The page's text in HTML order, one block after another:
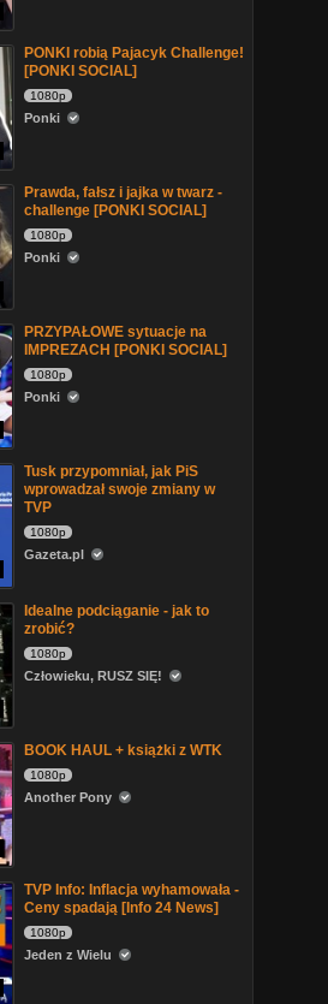
PONKI robią Pajacyk Challenge!
[PONKI SOCIAL]
1080p
Ponki
Prawda, fałsz i jajka w twarz -
challenge [PONKI SOCIAL]
1080p
Ponki
PRZYPAŁOWE sytuacje na
IMPREZACH [PONKI SOCIAL]
1080p
Ponki
Tusk przypomniał, jak PiS
wprowadzał swoje zmiany w
TVP
1080p
Gazeta.pl
Idealne podciąganie - jak to
zrobić?
1080p
Człowieku, RUSZ SIĘ!
BOOK HAUL + książki z WTK
1080p
Another Pony
TVP Info: Inflacja wyhamowała -
Ceny spadają [Info 24 News]
1080p
Jeden z Wielu